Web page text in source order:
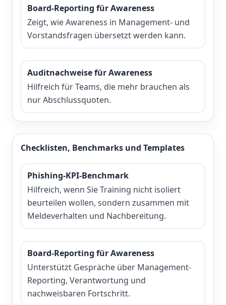
Board-Reporting für Awareness
Zeigt, wie Awareness in Management- und
Vorstandsfragen übersetzt werden kann.
Auditnachweise für Awareness
Hilfreich für Teams, die mehr brauchen als
nur Abschlussquoten.
Checklisten, Benchmarks und Templates
Phishing-KPI-Benchmark
Hilfreich, wenn Sie Training nicht isoliert
beurteilen wollen, sondern zusammen mit
Meldeverhalten und Nachbereitung.
Board-Reporting für Awareness
Unterstützt Gespräche über Management-
Reporting, Verantwortung und
nachweisbaren Fortschritt.